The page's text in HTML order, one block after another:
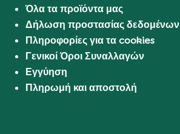
Όλα τα προϊόντα μας
Δήλωση προστασίας δεδομένων
Πληροφορίες για τα cookies
Γενικοί Όροι Συναλλαγών
Εγγύηση
Πληρωμή και αποστολή